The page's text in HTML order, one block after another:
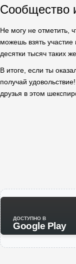
Сообщество
Не могу не отметить,
можешь взять
десятки тысяч таких
В итоге, если ты
получай
друзья в этом
ДОСТУПНО В
Google Play